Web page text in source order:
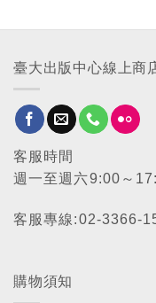
臺大出版中心線上商
客服時間
週一至週六9:00～
客服專線:02-3366-
購物須知